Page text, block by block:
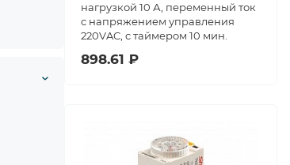
нагрузкой 10 А, переменный ток
с напряжением управления
220VAC, с таймером 10 мин.
898.61 ₽